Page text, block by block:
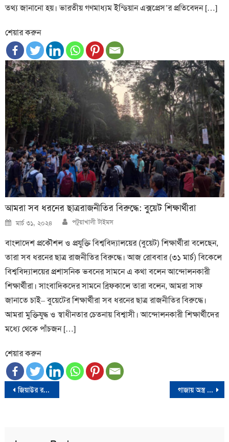
তথ্য জানানো হয়। ভারতীয় গণমাধ্যম ইন্ডিয়ান এক্সপ্রেস’র প্রতিবেদন […]
শেয়ার করুন
আমরা সব ধরনের ছাত্ররাজনীতির বিরুদ্ধে: বুয়েট শিক্ষার্থীরা
Posted
on
মার্চ ৩১, ২০২৪ Author
পটুয়াখালী টাইমস
বাংলাদেশ প্রকৌশল ও প্রযুক্তি বিশ্ববিদ্যালয়ের (বুয়েট) শিক্ষার্থীরা বলেছেন,
তারা সব ধরনের ছাত্র রাজনীতির বিরুদ্ধে। আজ রোববার (৩১ মার্চ) বিকেলে
বিশ্ববিদ্যালয়ের প্রশাসনিক ভবনের সামনে এ কথা বলেন আন্দোলনকারী
শিক্ষার্থীরা। সাংবাদিকদের সামনে ব্রিফকালে তারা বলেন, আমরা সাফ
জানাতে চাই– বুয়েটের শিক্ষার্থীরা সব ধরনের ছাত্র রাজনীতির বিরুদ্ধে।
আমরা মুক্তিযুদ্ধ ও স্বাধীনতার চেতনায় বিশ্বাসী। আন্দোলনকারী শিক্ষার্থীদের
মধ্যে থেকে পাঁচজন […]
শেয়ার করুন
Post
জিয়াউর রহমান গার্মেন্টস শিল্পের মাধ্যমে দেশকে বিশ্বদরবারে তুলে ধরেছেন গাজায় অস্ত্র দিয়ে গণহত্যায় শামিল হয়েছে আমেরিকা: বার্নি স্যান্ডার্স